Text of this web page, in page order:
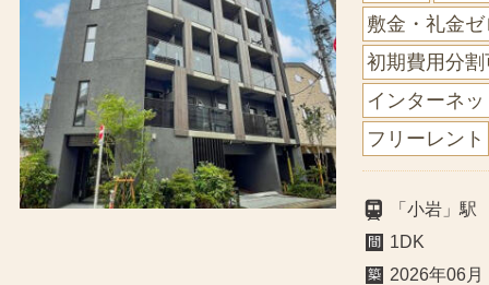
敷金・礼金ゼ
初期費用分割
インターネ
フリーレント
「小岩」
1DK
2026年06月